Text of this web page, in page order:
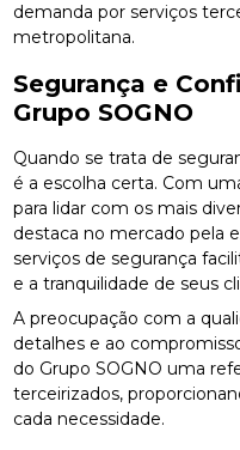
demanda por serviços
metropolitana.
Segurança e
Grupo SOGNO
Quando se trata de
é a escolha certa. Com
para lidar com os mais
destaca no mercado pela
serviços de segurança
e a tranquilidade de seus
A preocupação com a
detalhes e ao
do Grupo SOGNO uma
terceirizados,
cada necessidade.